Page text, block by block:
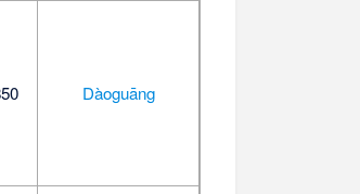
Dàoguāng